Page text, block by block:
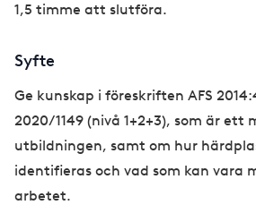
1,5 timme att slutföra.
Syfte
Ge kunskap i föreskriften AFS
2020/1149 (nivå 1+2+3), som är ett
utbildningen, samt om hur
identifieras och vad som kan vara
arbetet.